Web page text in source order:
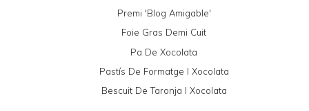
Premi 'Blog Amigable'
Foie Gras Demi Cuit
Pa De Xocolata
Pastís De Formatge I Xocolata
Bescuit De Taronja I Xocolata